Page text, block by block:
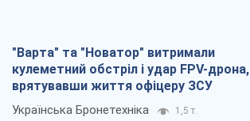
"Варта" та "Новатор" витримали
кулеметний обстріл і удар FPV-дрона,
врятувавши життя офіцеру ЗСУ
Українська Бронетехніка 1,5 т.